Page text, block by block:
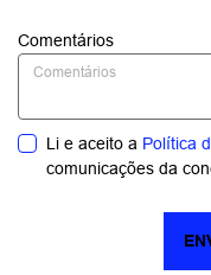
Comentários
Li e aceito a Política
comunicações da